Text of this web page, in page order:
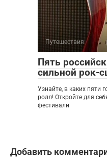
Путешествия
Пять
сильной рок-
Узнайте, в каких пяти
ролл! Откройте для
фестивали
Добавить